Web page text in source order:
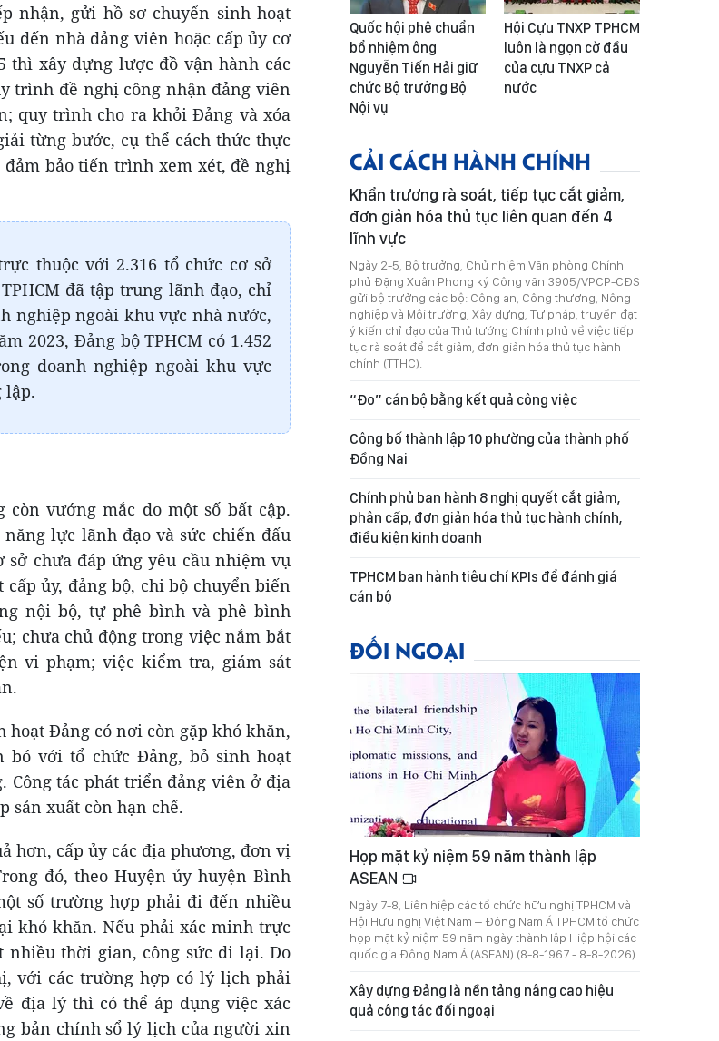
nhận, gửi hồ sơ chuyển sinh hoạt
đến nhà đảng viên hoặc cấp ủy cơ
thì xây dựng lược đồ vận hành các
trình đề nghị công nhận đảng viên
quy trình cho ra khỏi Đảng và xóa
từng bước, cụ thể cách thức thực
bảo tiến trình xem xét, đề nghị
thuộc với 2.316 tổ chức cơ sở
đã tập trung lãnh đạo, chỉ
nghiệp ngoài khu vực nhà nước,
2023, Đảng bộ TPHCM có 1.452
doanh nghiệp ngoài khu vực
lập.
vướng mắc do một số bất cập.
lực lãnh đạo và sức chiến đấu
sở chưa đáp ứng yêu cầu nhiệm vụ
ủy, đảng bộ, chi bộ chuyển biến
nội bộ, tự phê bình và phê bình
chưa chủ động trong việc nắm bắt
vi phạm; việc kiểm tra, giám sát
hoạt Đảng có nơi còn gặp khó khăn,
bó với tổ chức Đảng, bỏ sinh hoạt
tác phát triển đảng viên ở địa
sản xuất còn hạn chế.
hơn, cấp ủy các địa phương, đơn vị
đó, theo Huyện ủy huyện Bình
số trường hợp phải đi đến nhiều
khó khăn. Nếu phải xác minh trực
thời gian, công sức đi lại. Do
với các trường hợp có lý lịch phải
địa lý thì có thể áp dụng việc xác
bản chính sổ lý lịch của người xin
Quốc hội phê chuẩn
bổ nhiệm ông
Nguyễn Tiến Hải giữ
chức Bộ trưởng Bộ
Nội vụ
Hội Cựu TNXP TPHCM
luôn là ngọn cờ đầu
của cựu TNXP cả
nước
CẢI CÁCH HÀNH CHÍNH
Khẩn trương rà soát, tiếp tục cắt giảm,
đơn giản hóa thủ tục liên quan đến 4
lĩnh vực
Ngày 2-5, Bộ trưởng, Chủ nhiệm Văn phòng Chính
phủ Đặng Xuân Phong ký Công văn 3905/VPCP-CĐS
gửi bộ trưởng các bộ: Công an, Công thương, Nông
nghiệp và Môi trường, Xây dựng, Tư pháp, truyền đạt
ý kiến chỉ đạo của Thủ tướng Chính phủ về việc tiếp
tục rà soát để cắt giảm, đơn giản hóa thủ tục hành
chính (TTHC).
“Đo” cán bộ bằng kết quả công việc
Công bố thành lập 10 phường của thành phố
Đồng Nai
Chính phủ ban hành 8 nghị quyết cắt giảm,
phân cấp, đơn giản hóa thủ tục hành chính,
điều kiện kinh doanh
TPHCM ban hành tiêu chí KPIs để đánh giá
cán bộ
ĐỐI NGOẠI
Họp mặt kỷ niệm 59 năm thành lập
ASEAN
Ngày 7-8, Liên hiệp các tổ chức hữu nghị TPHCM và
Hội Hữu nghị Việt Nam – Đông Nam Á TPHCM tổ chức
họp mặt kỷ niệm 59 năm ngày thành lập Hiệp hội các
quốc gia Đông Nam Á (ASEAN) (8-8-1967 - 8-8-2026).
Xây dựng Đảng là nền tảng nâng cao hiệu
quả công tác đối ngoại